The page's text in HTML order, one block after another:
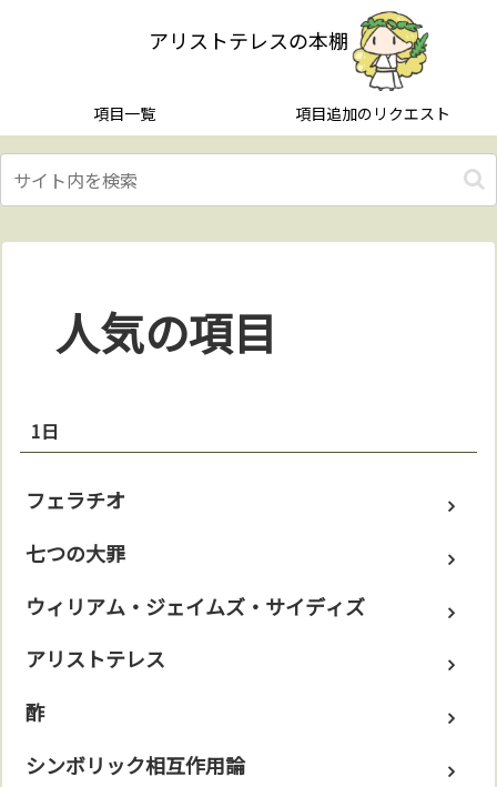
アリストテレスの本棚
項目一覧 項目追加のリクエスト
人気の項目
1日
フェラチオ
七つの大罪
ウィリアム・ジェイムズ・サイディズ
アリストテレス
酢
シンボリック相互作用論